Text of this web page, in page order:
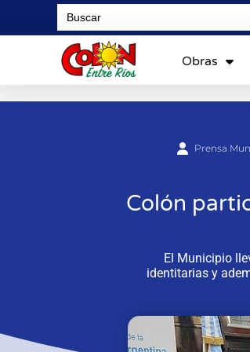
Search
for:
Obras
Prensa
Colón
El Municipio
identitarias y